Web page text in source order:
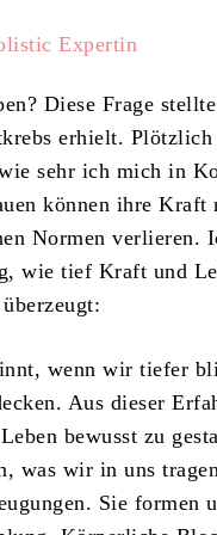
Diese Frage
erhielt.
sehr ich mich in
können ihre
Normen verlieren.
wie tief Kraft und
wenn wir tiefer
Aus dieser
bewusst zu
was wir in uns
Sie formen